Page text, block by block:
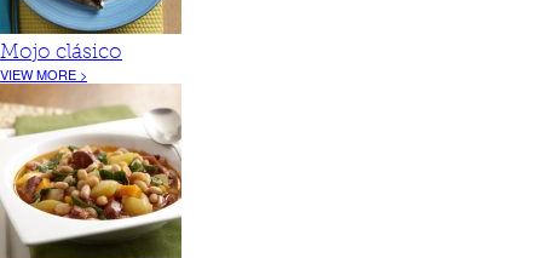
Mojo clásico
VIEW MORE >